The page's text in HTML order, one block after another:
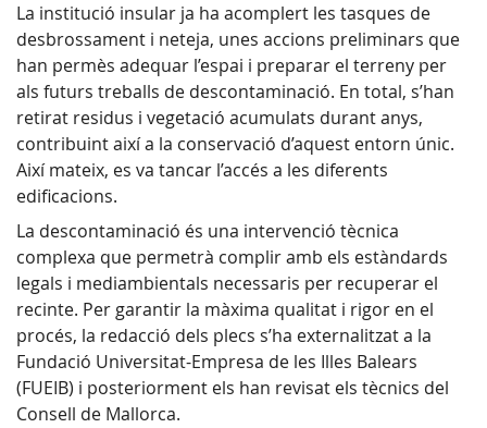
La institució insular ja ha acomplert les tasques de
desbrossament i neteja, unes accions preliminars que
han permès adequar l’espai i preparar el terreny per
als futurs treballs de descontaminació. En total, s’han
retirat residus i vegetació acumulats durant anys,
contribuint així a la conservació d’aquest entorn únic.
Així mateix, es va tancar l’accés a les diferents
edificacions.
La descontaminació és una intervenció tècnica
complexa que permetrà complir amb els estàndards
legals i mediambientals necessaris per recuperar el
recinte. Per garantir la màxima qualitat i rigor en el
procés, la redacció dels plecs s’ha externalitzat a la
Fundació Universitat-Empresa de les Illes Balears
(FUEIB) i posteriorment els han revisat els tècnics del
Consell de Mallorca.